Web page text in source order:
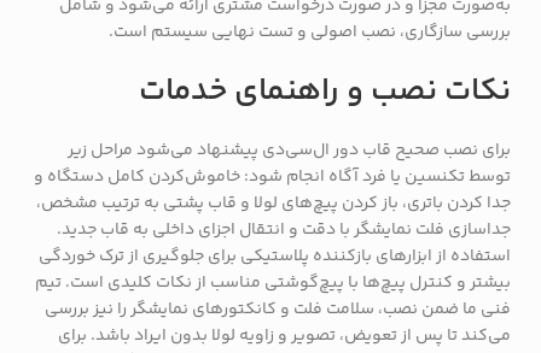
به‌صورت مجزا و در صورت درخواست مشتری ارائه می‌شود و شامل
بررسی سازگاری، نصب اصولی و تست نهایی سیستم است.
نکات نصب و راهنمای خدمات
برای نصب صحیح قاب دور ال‌سی‌دی پیشنهاد می‌شود مراحل زیر
توسط تکنسین یا فرد آگاه انجام شود: خاموش‌کردن کامل دستگاه و
جدا کردن باتری، باز کردن پیچ‌های لولا و قاب پشتی به ترتیب مشخص،
جداسازی فلت نمایشگر با دقت و انتقال اجزای داخلی به قاب جدید.
استفاده از ابزارهای بازکننده پلاستیکی برای جلوگیری از ترک خوردگی
بیشتر و کنترل پیچ‌ها با پیچ‌گوشتی مناسب از نکات کلیدی است. تیم
فنی ما ضمن نصب، سلامت فلت و کانکتورهای نمایشگر را نیز بررسی
می‌کند تا پس از تعویض، تصویر و زاویه لولا بدون ایراد باشد. برای